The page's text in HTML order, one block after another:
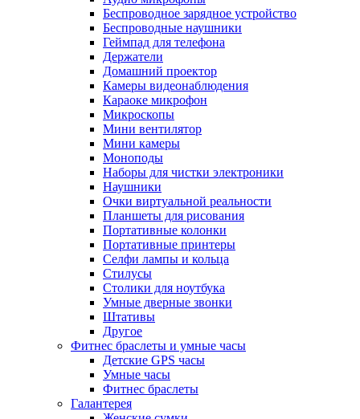
Беспроводное зарядное устройство
Беспроводные наушники
Геймпад для телефона
Держатели
Домашний проектор
Камеры видеонаблюдения
Караоке микрофон
Микроскопы
Мини вентилятор
Мини камеры
Моноподы
Наборы для чистки электроники
Наушники
Очки виртуальной реальности
Планшеты для рисования
Портативные колонки
Портативные принтеры
Селфи лампы и кольца
Стилусы
Столики для ноутбука
Умные дверные звонки
Штативы
Другое
Фитнес браслеты и умные часы
Детские GPS часы
Умные часы
Фитнес браслеты
Галантерея